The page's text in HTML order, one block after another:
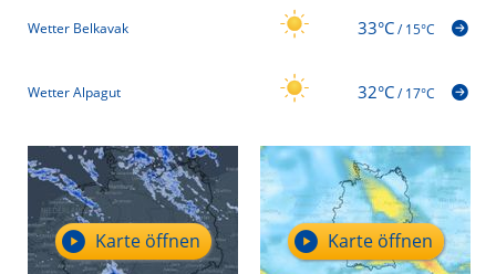
Wetter Belkavak 33°C/15°C
Wetter Alpagut 32°C/17°C
Karte öffnen Karte öffnen